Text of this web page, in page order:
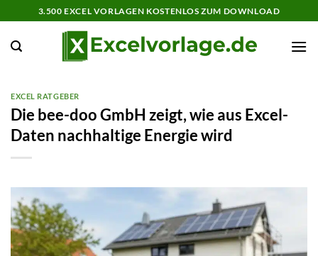
Inhalt
springen
3.500 EXCEL VORLAGEN KOSTENLOS ZUM DOWNLOAD
EXCEL RATGEBER
Die bee-doo GmbH zeigt, wie aus Excel-
Daten nachhaltige Energie wird